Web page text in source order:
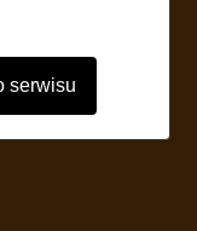
serwisu